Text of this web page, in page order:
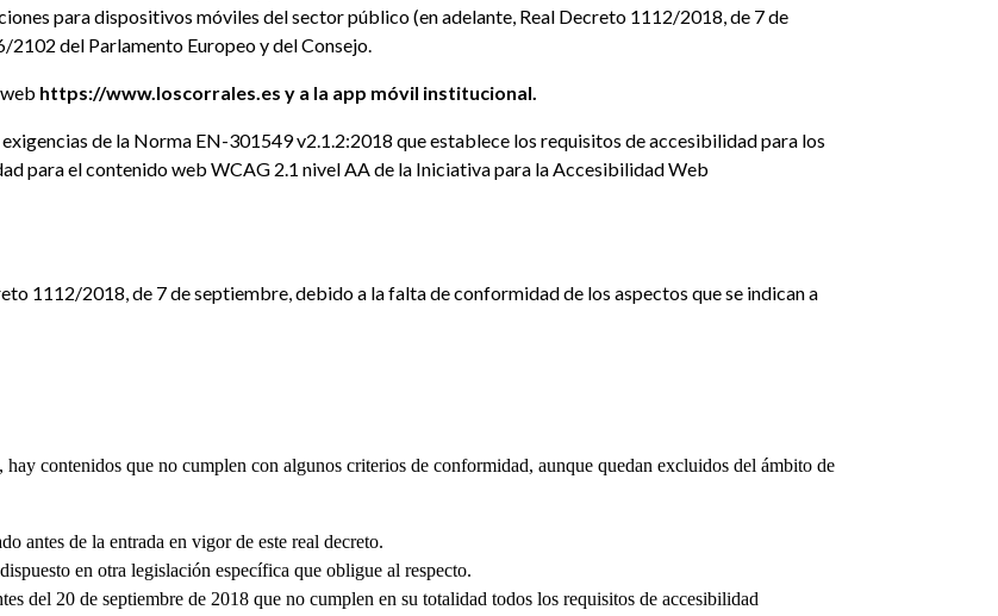
para dispositivos móviles del sector público (en adelante, Real Decreto 1112/2018, de 7 de
del Parlamento Europeo y del Consejo.
https://www.loscorrales.es y a la app móvil institucional.
de la Norma EN-301549 v2.1.2:2018 que establece los requisitos de accesibilidad para los
para el contenido web WCAG 2.1 nivel AA de la Iniciativa para la Accesibilidad Web
1112/2018, de 7 de septiembre, debido a la falta de conformidad de los aspectos que se indican a
, hay contenidos que no cumplen con algunos criterios de conformidad, aunque quedan excluidos del ámbito de
antes de la entrada en vigor de este real decreto.
en otra legislación específica que obligue al respecto.
del 20 de septiembre de 2018 que no cumplen en su totalidad todos los requisitos de accesibilidad